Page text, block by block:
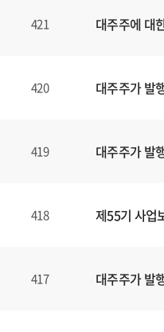
421 대주주에 대
420 대주주가 발
419 대주주가 발
418 제55기 사업
417 대주주가 발